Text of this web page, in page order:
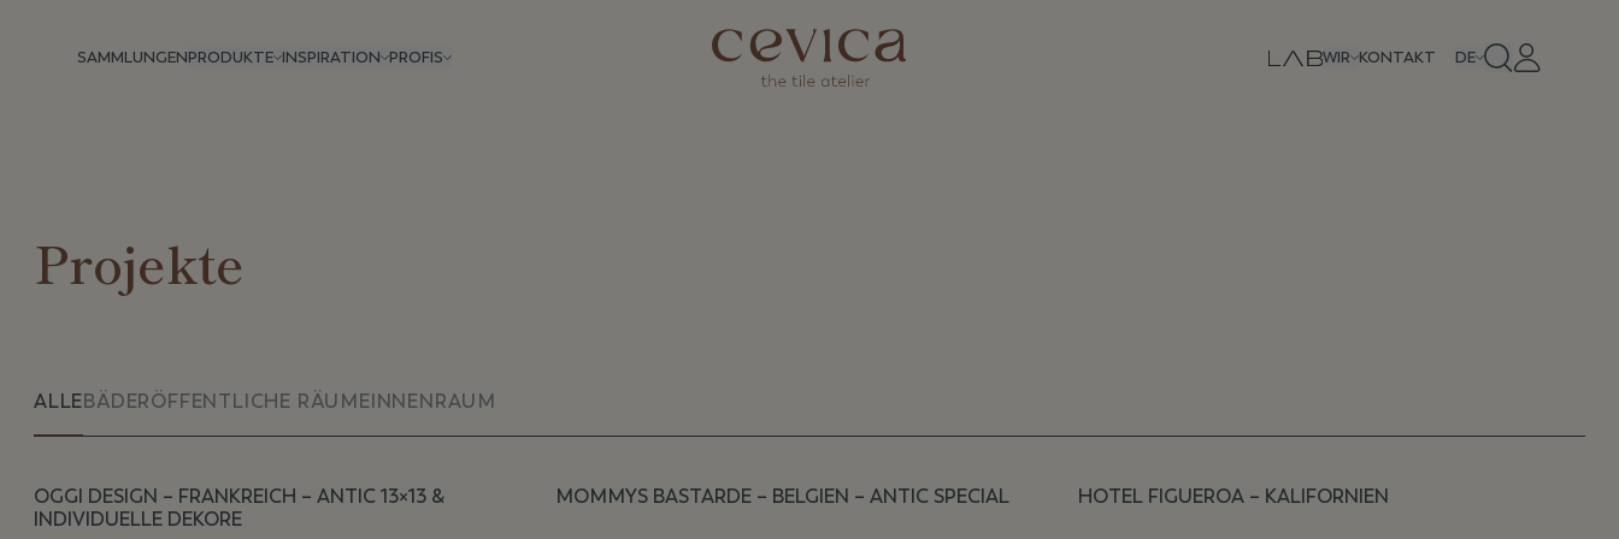
SAMMLUNGENPRODUKTE INSPIRATION PROFIS WIR KONTAKT DE
Projekte
ALLEBÄDERÖFFENTLICHE RÄUMEINNENRAUM
OGGI DESIGN – FRANKREICH – ANTIC 13×13 &
INDIVIDUELLE DEKORE
MOMMYS BASTARDE – BELGIEN – ANTIC SPECIAL HOTEL FIGUEROA – KALIFORNIEN